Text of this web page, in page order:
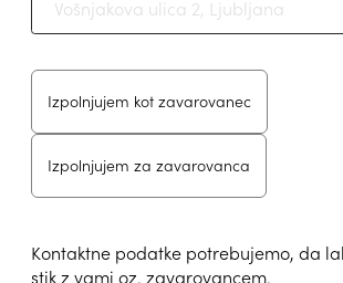
Izpolnjujem kot zavarovanec
Izpolnjujem za zavarovanca
Kontaktne podatke potrebujemo, da
stik z vami oz. zavarovancem.